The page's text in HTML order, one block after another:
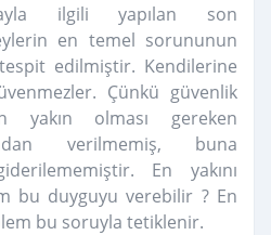
ilgili yapılan son
en temel sorununun
edilmiştir. Kendilerine
Çünkü güvenlik
yakın olması gereken
verilmemiş, buna
En yakını
bu duyguyu verebilir ? En
bu soruyla tetiklenir.